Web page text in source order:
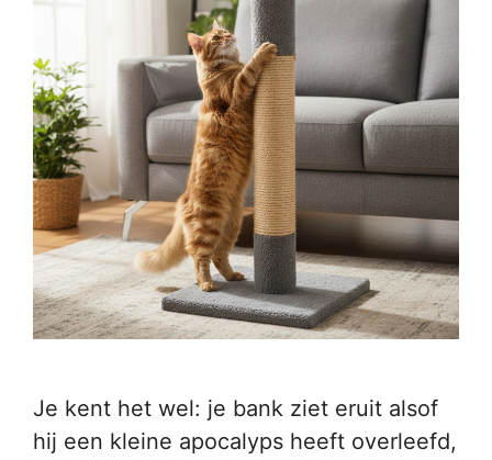
Je kent het wel: je bank ziet eruit alsof
hij een kleine apocalyps heeft overleefd,